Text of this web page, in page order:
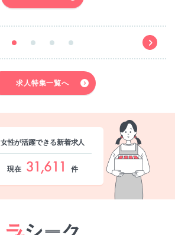
求人特集一覧へ
女性が活躍できる新着求人
現在 31,611 件